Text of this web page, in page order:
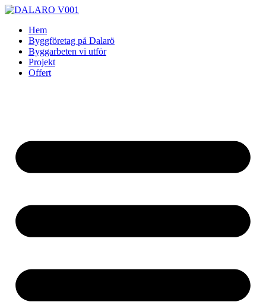
Skip
contentHem
Byggföretag på Dalarö
Byggarbeten vi utför
Projekt
Offert